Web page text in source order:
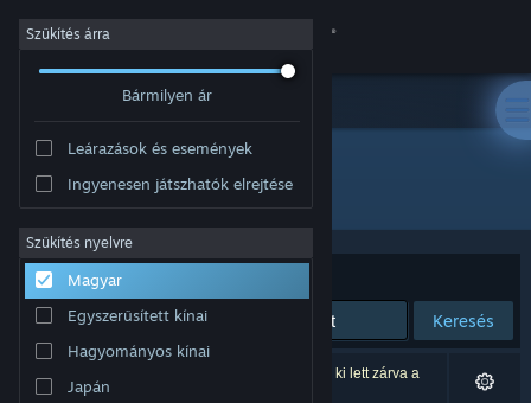
Bejelentkezés
Névjegy
Támogatás
Nyelvváltás
Szűkítés árra
Bármilyen ár
Leárazások és események
Ingyenesen játszhatók elrejtése
Szűkítés nyelvre
Magyar
Egyszerűsített kínai
Hagyományos kínai
Japán
Kiadó: SOLIDS Studio
Rendezés Relevancia
Keresés
0 eredmény felel meg a keresésednek. 7 termék ki lett zárva a
beállításaid alapján.